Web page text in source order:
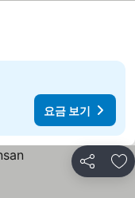
요금 보기
공유 즐